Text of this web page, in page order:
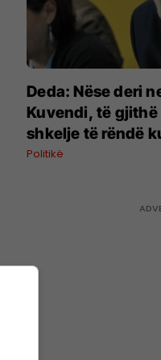
Deda: Nëse deri
Kuvendi, të
shkelje të rëndë
Politikë